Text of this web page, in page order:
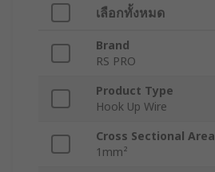
เลือกทั้งหมด
Brand
RS PRO
Product Type
Hook Up Wire
Cross Sectional Area
1mm²